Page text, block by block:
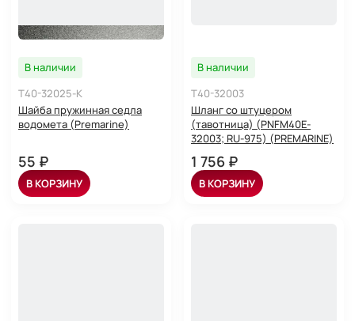
В наличии
T40-32025-K
Шайба пружинная седла
водомета (Premarine)
55 ₽
В КОРЗИНУ
В наличии
T40-32003
Шланг со штуцером
(тавотница) (PNFM40E-
32003; RU-975) (PREMARINE)
1 756 ₽
В КОРЗИНУ